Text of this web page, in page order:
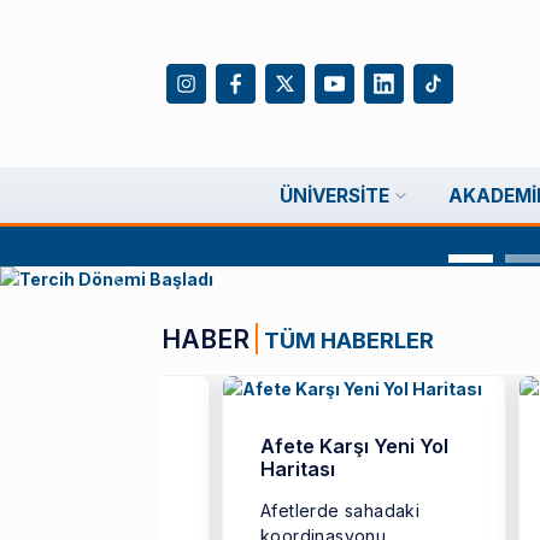
ÜNIVERSITE
Önceki slayt
HABER TÜM HABERLER
Afete Karşı Yeni Yol
Haritası
Afetlerde sahadaki